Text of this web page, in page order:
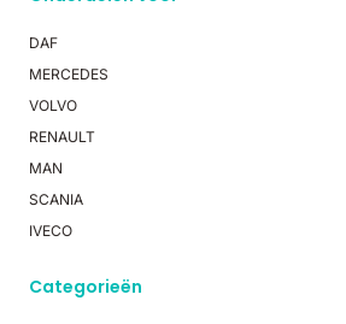
DAF
MERCEDES
VOLVO
RENAULT
MAN
SCANIA
IVECO
Categorieën